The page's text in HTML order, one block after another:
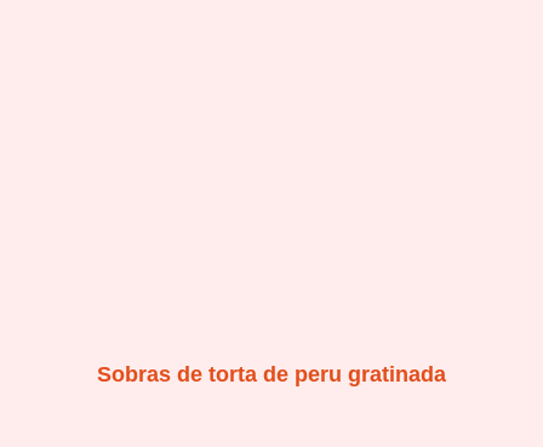
Sobras de torta de peru gratinada